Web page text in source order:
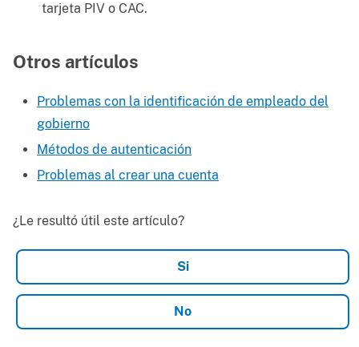
tarjeta PIV o CAC.
Otros artículos
Problemas con la identificación de empleado del
gobierno
Métodos de autenticación
Problemas al crear una cuenta
¿Le resultó útil este artículo?